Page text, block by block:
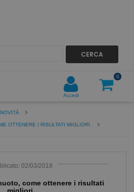
CERCA
0
Accedi
OTTENERE I RISULTATI MIGLIORI.
02/03/2018
come ottenere i risultati